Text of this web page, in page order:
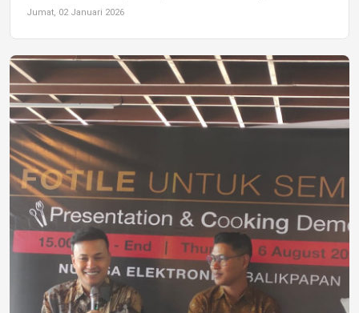
Jumat, 02 Januari 2026